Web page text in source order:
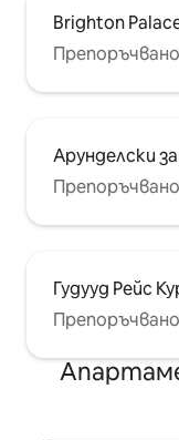
Brighton
Арунделски
Гудууд Рейс